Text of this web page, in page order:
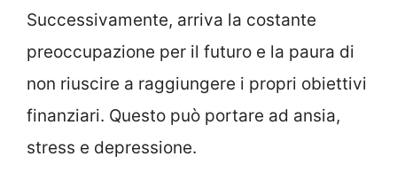
Successivamente, arriva la costante
preoccupazione per il futuro e la paura di
non riuscire a raggiungere i propri obiettivi
finanziari. Questo può portare ad ansia,
stress e depressione.